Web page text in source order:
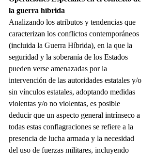
la guerra híbrida
Analizando los atributos y tendencias que
caracterizan los conflictos contemporáneos
(incluida la Guerra Híbrida), en la que la
seguridad y la soberanía de los Estados
pueden verse amenazadas por la
intervención de las autoridades estatales y/o
sin vínculos estatales, adoptando medidas
violentas y/o no violentas, es posible
deducir que un aspecto general intrínseco a
todas estas conflagraciones se refiere a la
presencia de lucha armada y la necesidad
del uso de fuerzas militares, incluyendo